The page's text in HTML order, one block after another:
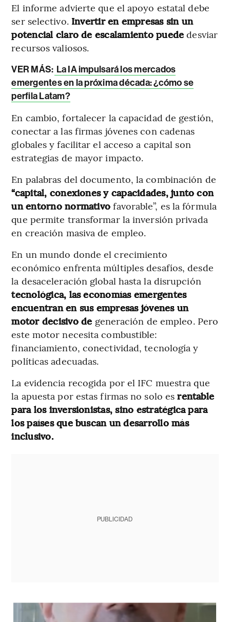
El informe advierte que el apoyo estatal debe
ser selectivo. Invertir en empresas sin un
potencial claro de escalamiento puede desviar
recursos valiosos.
VER MÁS: La IA impulsará los mercados
emergentes en la próxima década: ¿cómo se
perfila Latam?
En cambio, fortalecer la capacidad de gestión,
conectar a las firmas jóvenes con cadenas
globales y facilitar el acceso a capital son
estrategias de mayor impacto.
En palabras del documento, la combinación de
“capital, conexiones y capacidades, junto con
un entorno normativofavorable”, es la fórmula
que permite transformar la inversión privada
en creación masiva de empleo.
En un mundo donde el crecimiento
económico enfrenta múltiples desafíos, desde
la desaceleración global hasta la disrupción
tecnológica, las economías emergentes
encuentran en sus empresas jóvenes un
motor decisivo de generación de empleo. Pero
este motor necesita combustible:
financiamiento, conectividad, tecnología y
políticas adecuadas.
La evidencia recogida por el IFC muestra que
la apuesta por estas firmas no solo esrentable
para los inversionistas, sino estratégica para
los países que buscan un desarrollo más
inclusivo.
PUBLICIDAD